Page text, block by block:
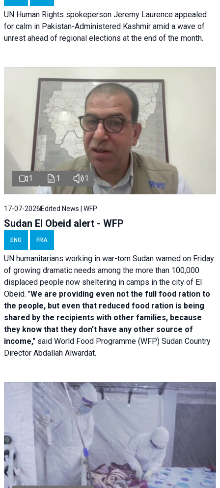
UN Human Rights spokeperson Jeremy Laurence appealed
for calm in Pakistan-Administered Kashmir amid a wave of
unrest ahead of regional elections at the end of the month.
1 1 1
17-07-2026 Edited News | WFP
Sudan El Obeid alert - WFP
ENG FRA
UN humanitarians working in war-torn Sudan warned on Friday
of growing dramatic needs among the more than 100,000
displaced people now sheltering in camps in the city of El
Obeid. "We are providing even not the full food ration to
the people, but even that reduced food ration is being
shared by the recipients with other families, because
they know that they don't have any other source of
income," said World Food Programme (WFP) Sudan Country
Director Abdallah Alwardat.